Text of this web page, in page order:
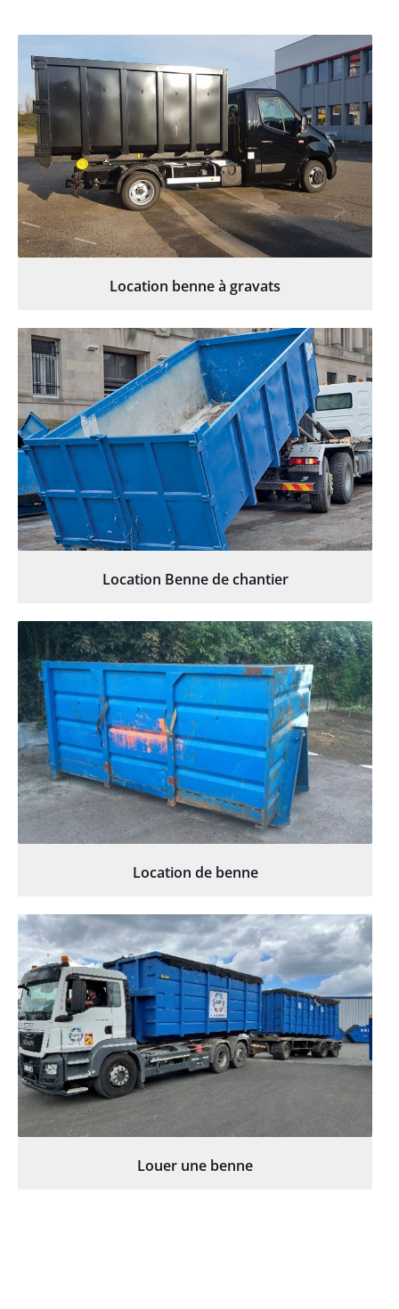
Location benne à gravats
Location Benne de chantier
Location de benne
Louer une benne